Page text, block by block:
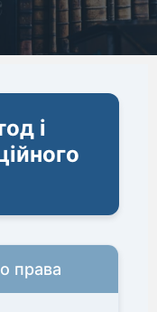
і
права